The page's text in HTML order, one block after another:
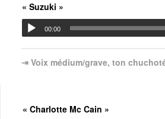
« Suzuki »
00:00
⇥ Voix médium/grave, ton
« Charlotte Mc Cain »